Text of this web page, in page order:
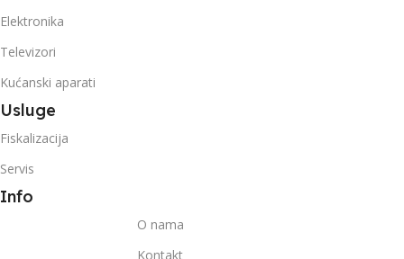
Elektronika
Televizori
Kućanski aparati
Usluge
Fiskalizacija
Servis
Info
O nama
Kontakt